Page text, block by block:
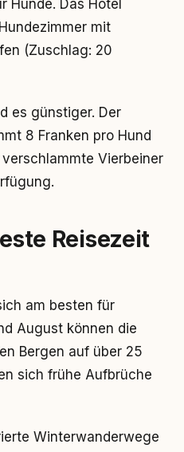
Hunde. Das Hotel
mit
(Zuschlag: 20
es günstiger. Der
8 Franken pro Hund
Vierbeiner
Reisezeit
am besten für
August können die
Bergen auf über 25
sich frühe Aufbrüche
Winterwanderwege